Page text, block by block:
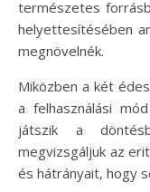
természetes
helyettesítésében
megnövelnék.
Miközben a két
a felhasználási
játszik a
megvizsgáljuk az
és hátrányait, hogy